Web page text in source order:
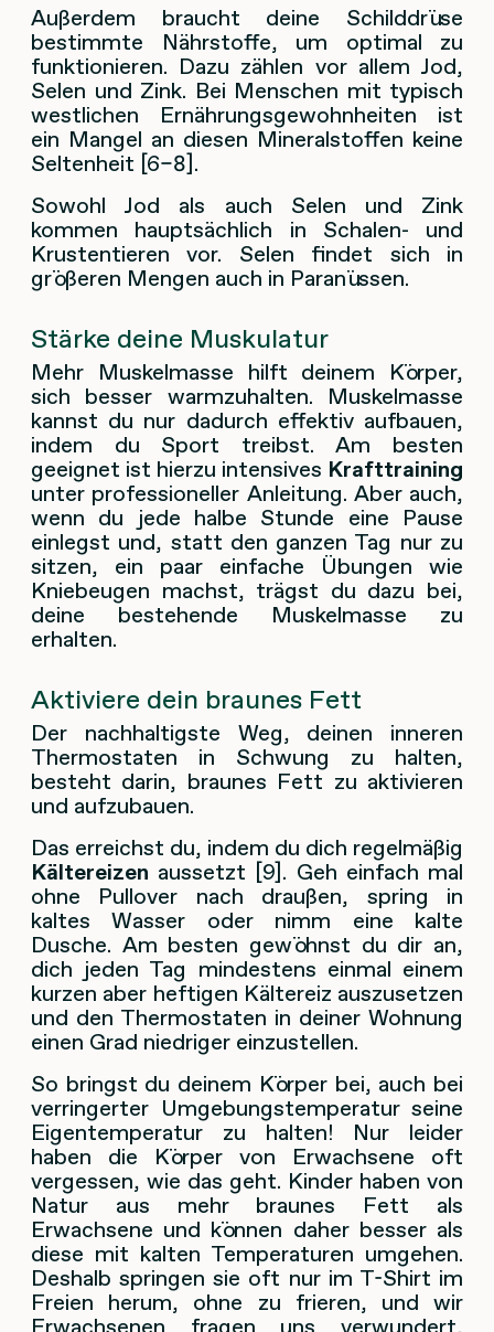
Außerdem braucht deine Schilddrüse
bestimmte Nährstoffe, um optimal zu
funktionieren. Dazu zählen vor allem Jod,
Selen und Zink. Bei Menschen mit typisch
westlichen Ernährungsgewohnheiten ist
ein Mangel an diesen Mineralstoffen keine
Seltenheit [6–8].
Sowohl Jod als auch Selen und Zink
kommen hauptsächlich in Schalen- und
Krustentieren vor. Selen findet sich in
größeren Mengen auch in Paranüssen.
Stärke deine Muskulatur
Mehr Muskelmasse hilft deinem Körper,
sich besser warmzuhalten. Muskelmasse
kannst du nur dadurch effektiv aufbauen,
indem du Sport treibst. Am besten
geeignet ist hierzu intensives Krafttraining
unter professioneller Anleitung. Aber auch,
wenn du jede halbe Stunde eine Pause
einlegst und, statt den ganzen Tag nur zu
sitzen, ein paar einfache Übungen wie
Kniebeugen machst, trägst du dazu bei,
deine bestehende Muskelmasse zu
erhalten.
Aktiviere dein braunes Fett
Der nachhaltigste Weg, deinen inneren
Thermostaten in Schwung zu halten,
besteht darin, braunes Fett zu aktivieren
und aufzubauen.
Das erreichst du, indem du dich regelmäßig
Kältereizen aussetzt [9]. Geh einfach mal
ohne Pullover nach draußen, spring in
kaltes Wasser oder nimm eine kalte
Dusche. Am besten gewöhnst du dir an,
dich jeden Tag mindestens einmal einem
kurzen aber heftigen Kältereiz auszusetzen
und den Thermostaten in deiner Wohnung
einen Grad niedriger einzustellen.
So bringst du deinem Körper bei, auch bei
verringerter Umgebungstemperatur seine
Eigentemperatur zu halten! Nur leider
haben die Körper von Erwachsene oft
vergessen, wie das geht. Kinder haben von
Natur aus mehr braunes Fett als
Erwachsene und können daher besser als
diese mit kalten Temperaturen umgehen.
Deshalb springen sie oft nur im T-Shirt im
Freien herum, ohne zu frieren, und wir